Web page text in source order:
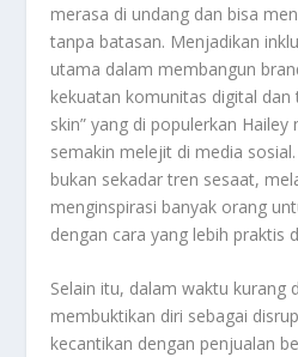
merasa di undang dan bisa
tanpa batasan. Menjadikan
utama dalam membangun
kekuatan komunitas digital dan
skin” yang di populerkan
semakin melejit di media
bukan sekadar tren sesaat,
menginspirasi banyak orang
dengan cara yang lebih praktis
Selain itu, dalam waktu kurang
membuktikan diri sebagai
kecantikan dengan penjualan